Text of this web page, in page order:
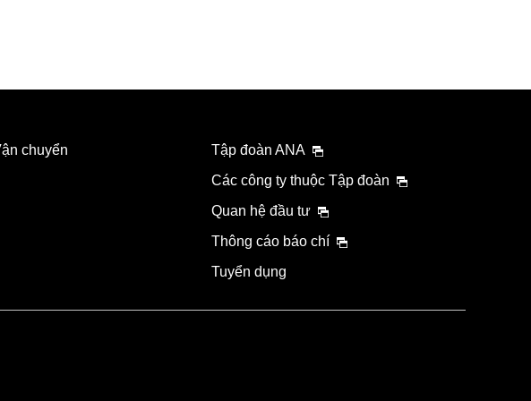
chuyển
Tập đoàn ANA
Các công ty thuộc Tập đoàn
Quan hệ đầu tư
Thông cáo báo chí
Tuyển dụng